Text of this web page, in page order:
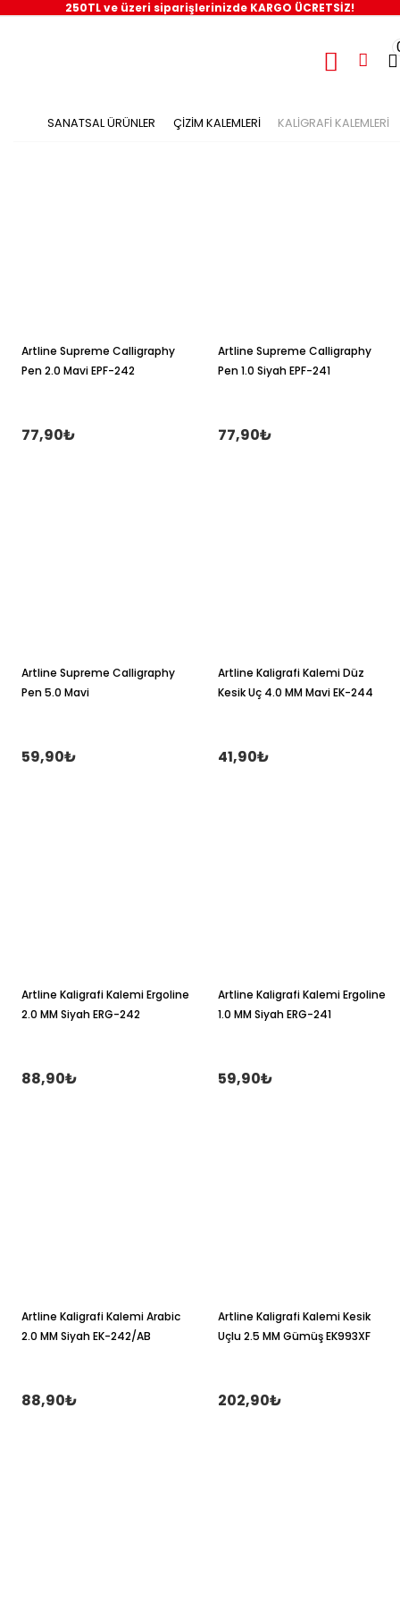
250TL ve üzeri siparişlerinizde KARGO ÜCRETSİZ!
SANATSAL ÜRÜNLER ÇİZİM KALEMLERİ KALİGRAFİ KALEMLERİ
Artline Supreme Calligraphy
Pen 2.0 Mavi EPF-242
77,90₺
Artline Supreme Calligraphy
Pen 1.0 Siyah EPF-241
77,90₺
Artline Supreme Calligraphy
Pen 5.0 Mavi
59,90₺
Artline Kaligrafi Kalemi Düz
Kesik Uç 4.0 MM Mavi EK-244
41,90₺
Artline Kaligrafi Kalemi Ergoline
2.0 MM Siyah ERG-242
88,90₺
Artline Kaligrafi Kalemi Ergoline
1.0 MM Siyah ERG-241
59,90₺
Artline Kaligrafi Kalemi Arabic
2.0 MM Siyah EK-242/AB
88,90₺
Artline Kaligrafi Kalemi Kesik
Uçlu 2.5 MM Gümüş EK993XF
202,90₺